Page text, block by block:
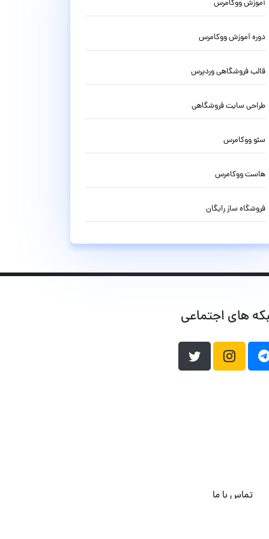
آموزش ووکامرس
دوره آموزش ووکامرس
قالب فروشگاهی وردپرس
طراحی سایت فروشگاهی
سئو ووکامرس
هاست ووکامرس
فروشگاه ساز رایگان
های اجتماعی
تماس با ما